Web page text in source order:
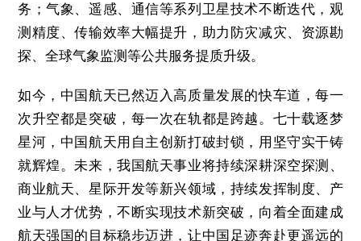
务；气象、遥感、通信等系列卫星技术不断迭代，观
测精度、传输效率大幅提升，助力防灾减灾、资源勘
探、全球气象监测等公共服务提质升级。
如今，中国航天已然迈入高质量发展的快车道，每一
次升空都是突破，每一次在轨都是跨越。七十载逐梦
星河，中国航天用自主创新打破封锁，用坚守实干铸
就辉煌。未来，我国航天事业将持续深耕深空探测、
商业航天、星际开发等新兴领域，持续发挥制度、产
业与人才优势，不断实现技术新突破，向着全面建成
航天强国的目标稳步迈进，让中国足迹奔赴更遥远的